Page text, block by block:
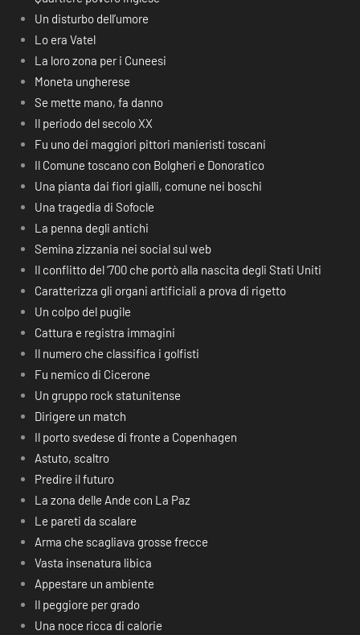
Un disturbo dell’umore
Lo era Vatel
La loro zona per i Cuneesi
Moneta ungherese
Se mette mano, fa danno
Il periodo del secolo XX
Fu uno dei maggiori pittori manieristi toscani
Il Comune toscano con Bolgheri e Donoratico
Una pianta dai fiori gialli, comune nei boschi
Una tragedia di Sofocle
La penna degli antichi
Semina zizzania nei social sul web
Il conflitto del ‘700 che portò alla nascita degli Stati Uniti
Caratterizza gli organi artificiali a prova di rigetto
Un colpo del pugile
Cattura e registra immagini
Il numero che classifica i golfisti
Fu nemico di Cicerone
Un gruppo rock statunitense
Dirigere un match
Il porto svedese di fronte a Copenhagen
Astuto, scaltro
Predire il futuro
La zona delle Ande con La Paz
Le pareti da scalare
Arma che scagliava grosse frecce
Vasta insenatura libica
Appestare un ambiente
Il peggiore per grado
Una noce ricca di calorie